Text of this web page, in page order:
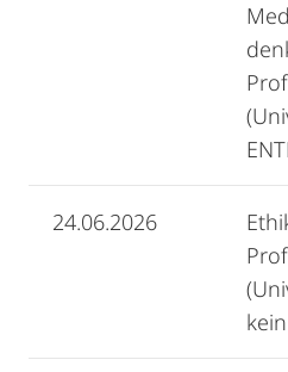
24.06.2026